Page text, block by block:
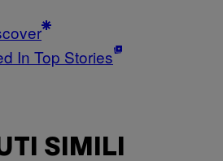
In Top Stories
SIMILI